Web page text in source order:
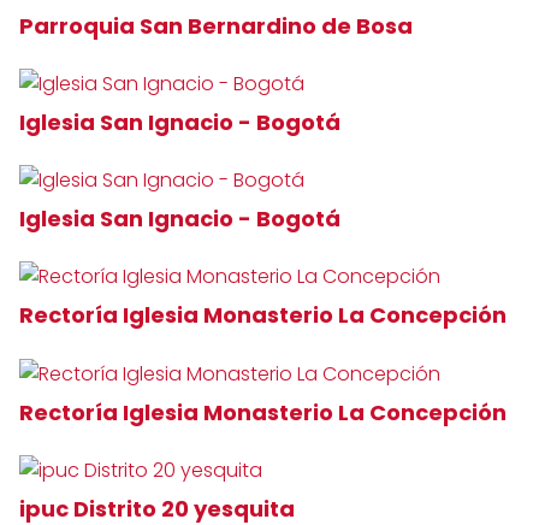
Parroquia San Bernardino de Bosa
Iglesia San Ignacio - Bogotá
Iglesia San Ignacio - Bogotá
Rectoría Iglesia Monasterio La Concepción
Rectoría Iglesia Monasterio La Concepción
ipuc Distrito 20 yesquita